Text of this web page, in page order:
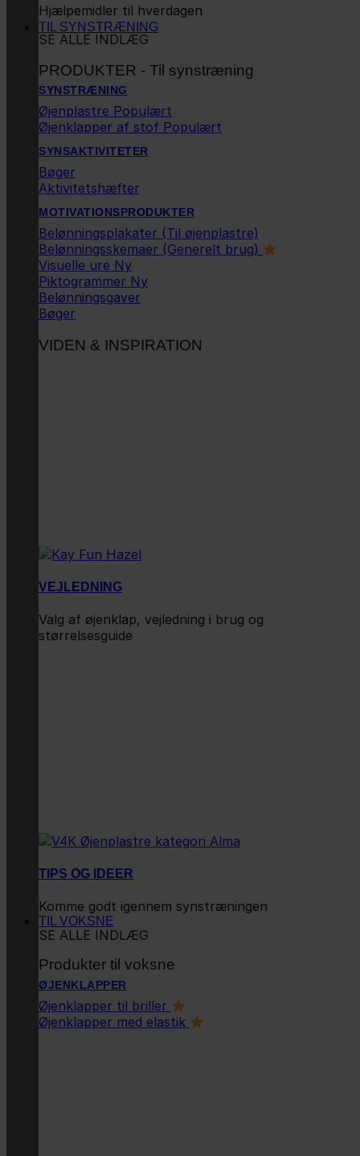
Hjælpemidler til hverdagen
SE ALLE INDLÆG
TIL SYNSTRÆNING
PRODUKTER - Til synstræning
SYNSTRÆNING
Øjenplastre
Øjenklapper af stof
SYNSAKTIVITETER
Bøger
Aktivitetshæfter
MOTIVATIONSPRODUKTER
Belønningsplakater (Til øjenplastre)
Belønningsskemaer (Generelt brug)
Visuelle ure
Piktogrammer
Belønningsgaver
Bøger
VIDEN & INSPIRATION
VEJLEDNING
Valg af øjenklap, vejledning i brug og
størrelsesguide
TIPS OG IDEER
Komme godt igennem synstræningen
SE ALLE INDLÆG
TIL VOKSNE
Produkter til voksne
ØJENKLAPPER
Øjenklapper til briller
Øjenklapper med elastik